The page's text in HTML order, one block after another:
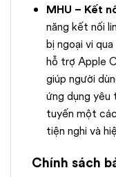
MHU – Kết
năng kết nối
bị ngoại vi
hỗ trợ Apple
giúp người
ứng dụng
tuyến một
tiện nghi và
Chính sách